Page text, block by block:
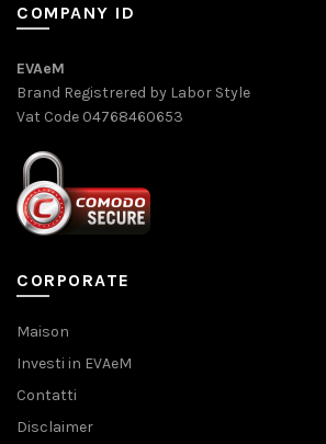
COMPANY ID
EVAeM
Brand Registrered by Labor Style
Vat Code 04768460653
CORPORATE
Maison
Investi in EVAeM
Contatti
Disclaimer